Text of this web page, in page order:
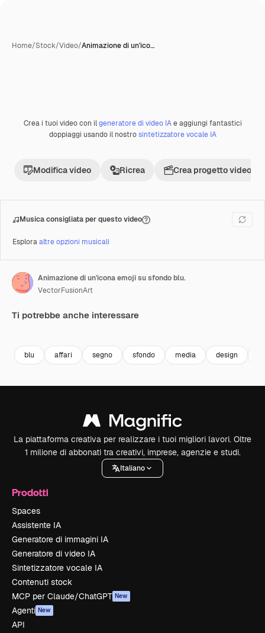
Home/Stock/Video/Animazione di un'ico…
PremiumCreata con IA
Crea i tuoi video con ilgeneratore di video IAe aggiungi fantastici
doppiaggi usando il nostrosintetizzatore vocale IA
Modifica video Ricrea Crea progetto video
Musica consigliata per questo video
Esploraaltre opzioni musicali
Animazione di un'icona emoji su sfondo blu.
VectorFusionArt
Ti potrebbe anche interessare
blu affari segno sfondo media design
La piattaforma creativa per realizzare i tuoi migliori lavori. Oltre
1 milione di abbonati tra creativi, imprese, agenzie e studi.
Italiano
Prodotti
Spaces
Assistente IA
Generatore di immagini IA
Generatore di video IA
Sintetizzatore vocale IA
Contenuti stock
MCP per Claude/ChatGPT New
Agenti New
API